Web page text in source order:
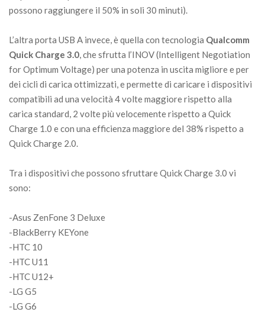
possono raggiungere il 50% in soli 30 minuti).
L’altra porta USB A invece, è quella con tecnologia Qualcomm
Quick Charge 3.0, che sfrutta l’INOV (Intelligent Negotiation
for Optimum Voltage) per una potenza in uscita migliore e per
dei cicli di carica ottimizzati, e permette di caricare i dispositivi
compatibili ad una velocità 4 volte maggiore rispetto alla
carica standard, 2 volte più velocemente rispetto a Quick
Charge 1.0 e con una efficienza maggiore del 38% rispetto a
Quick Charge 2.0.
Tra i dispositivi che possono sfruttare Quick Charge 3.0 vi
sono:
-Asus ZenFone 3 Deluxe
-BlackBerry KEYone
-HTC 10
-HTC U11
-HTC U12+
-LG G5
-LG G6